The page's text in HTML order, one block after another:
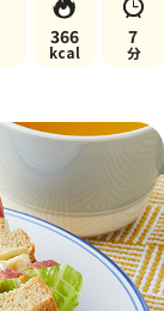
366
kcal
7
分